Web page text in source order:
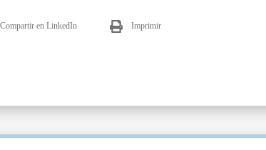
Compartir en LinkedIn Imprimir